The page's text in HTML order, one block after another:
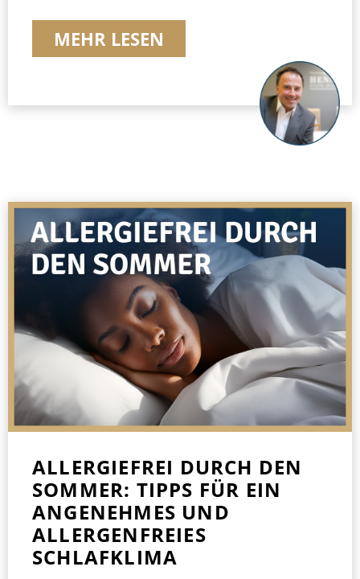
MEHR LESEN
ALLERGIEFREI DURCH DEN
SOMMER: TIPPS FÜR EIN
ANGENEHMES UND
ALLERGENFREIES
SCHLAFKLIMA